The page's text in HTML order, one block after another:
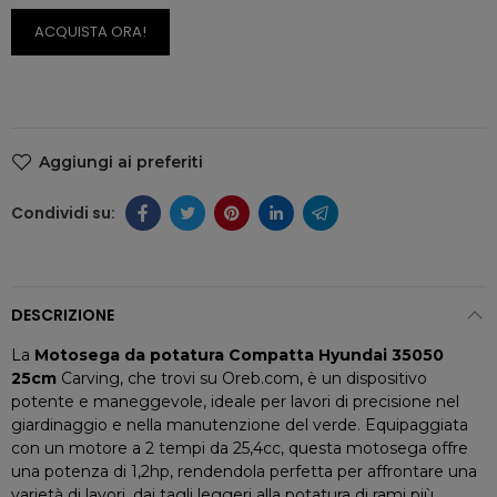
ACQUISTA ORA!
Aggiungi ai preferiti
DESCRIZIONE
La Motosega da potatura Compatta Hyundai 35050
25cm Carving, che trovi su Oreb.com, è un dispositivo
potente e maneggevole, ideale per lavori di precisione nel
giardinaggio e nella manutenzione del verde. Equipaggiata
con un motore a 2 tempi da 25,4cc, questa motosega offre
una potenza di 1,2hp, rendendola perfetta per affrontare una